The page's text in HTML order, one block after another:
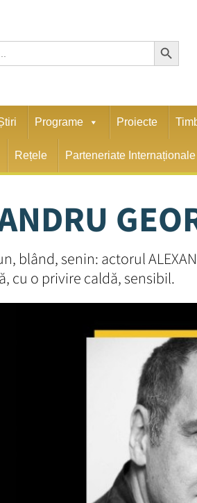
Search Button
Programe Proiecte
Rețele Parteneriate Internaționale
senin: actorul
cu o privire caldă, sensibil.